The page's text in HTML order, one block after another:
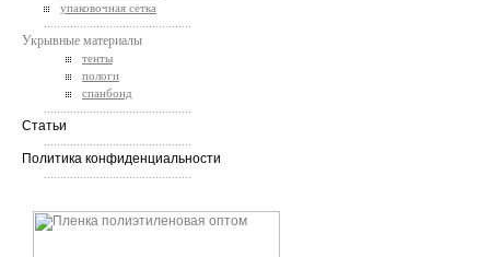
упаковочная сетка
Укрывные материалы
тенты
пологи
спанбонд
Статьи
Политика конфиденциальности